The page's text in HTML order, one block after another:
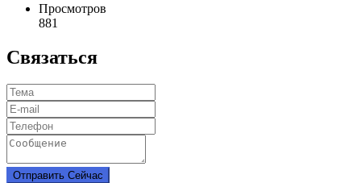
Просмотров
881
Связаться
Отправить Сейчас